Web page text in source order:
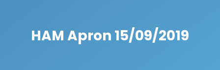
HAM Apron 15/09/2019